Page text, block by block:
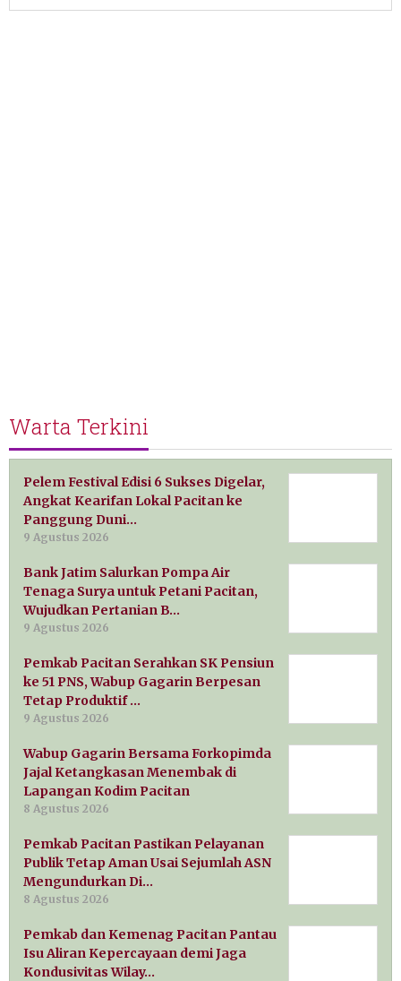
Warta Terkini
Pelem Festival Edisi 6 Sukses Digelar,
Angkat Kearifan Lokal Pacitan ke
Panggung Duni…
9 Agustus 2026
Bank Jatim Salurkan Pompa Air
Tenaga Surya untuk Petani Pacitan,
Wujudkan Pertanian B…
9 Agustus 2026
Pemkab Pacitan Serahkan SK Pensiun
ke 51 PNS, Wabup Gagarin Berpesan
Tetap Produktif …
9 Agustus 2026
Wabup Gagarin Bersama Forkopimda
Jajal Ketangkasan Menembak di
Lapangan Kodim Pacitan
8 Agustus 2026
Pemkab Pacitan Pastikan Pelayanan
Publik Tetap Aman Usai Sejumlah ASN
Mengundurkan Di…
8 Agustus 2026
Pemkab dan Kemenag Pacitan Pantau
Isu Aliran Kepercayaan demi Jaga
Kondusivitas Wilay…